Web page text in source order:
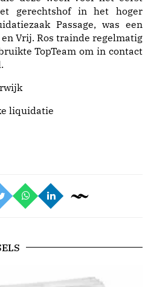
gerechtshof in het hoger
Passage, was een
Vrij. Ros trainde regelmatig
TopTeam om in contact
liquidatie